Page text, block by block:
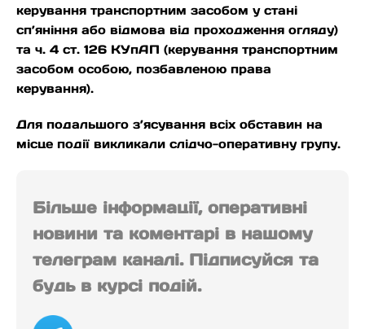
керування транспортним засобом у стані
сп’яніння або відмова від проходження огляду)
та ч. 4 ст. 126 КУпАП (керування транспортним
засобом особою, позбавленою права
керування).
Для подальшого з’ясування всіх обставин на
місце події викликали слідчо-оперативну групу.
Більше інформації, оперативні
новини та коментарі в нашому
телеграм каналі. Підписуйся та
будь в курсі подій.